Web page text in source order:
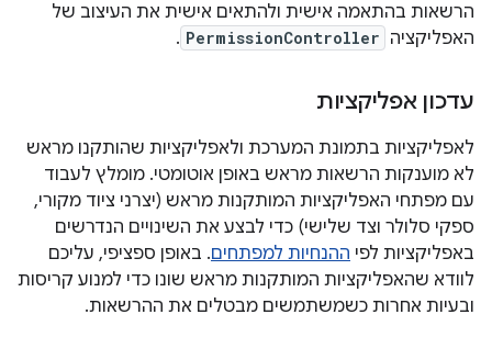
הרשאות בהתאמה אישית ולהתאים אישית את העיצוב של
האפליקציה PermissionController
.
עדכון אפליקציות
לאפליקציות בתמונת המערכת ולאפליקציות שהותקנו מראש
לא מוענקות הרשאות מראש באופן אוטומטי. מומלץ לעבוד
עם מפתחי האפליקציות המותקנות מראש (יצרני ציוד מקורי,
ספקי סלולר וצד שלישי) כדי לבצע את השינויים הנדרשים
באפליקציות לפי ההנחיות למפתחים. באופן ספציפי, עליכם
לוודא שהאפליקציות המותקנות מראש שונו כדי למנוע קריסות
ובעיות אחרות כשמשתמשים מבטלים את ההרשאות.